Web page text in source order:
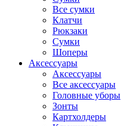
Все сумки
Клатчи
Рюкзаки
Сумки
Шоперы
Аксессуары
Аксессуары
Все аксессуары
Головные уборы
Зонты
Картхолдеры